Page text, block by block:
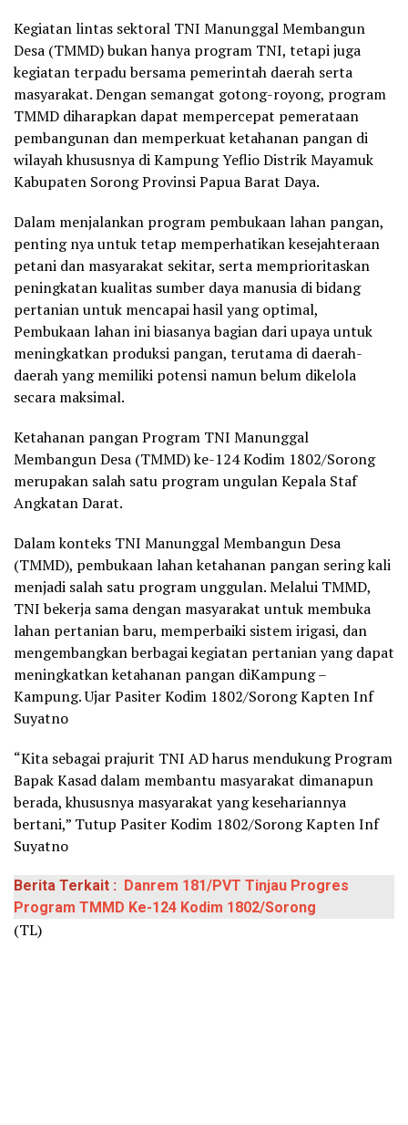
Kegiatan lintas sektoral TNI Manunggal Membangun
Desa (TMMD) bukan hanya program TNI, tetapi juga
kegiatan terpadu bersama pemerintah daerah serta
masyarakat. Dengan semangat gotong-royong, program
TMMD diharapkan dapat mempercepat pemerataan
pembangunan dan memperkuat ketahanan pangan di
wilayah khususnya di Kampung Yeflio Distrik Mayamuk
Kabupaten Sorong Provinsi Papua Barat Daya.
Dalam menjalankan program pembukaan lahan pangan,
penting nya untuk tetap memperhatikan kesejahteraan
petani dan masyarakat sekitar, serta memprioritaskan
peningkatan kualitas sumber daya manusia di bidang
pertanian untuk mencapai hasil yang optimal,
Pembukaan lahan ini biasanya bagian dari upaya untuk
meningkatkan produksi pangan, terutama di daerah-
daerah yang memiliki potensi namun belum dikelola
secara maksimal.
Ketahanan pangan Program TNI Manunggal
Membangun Desa (TMMD) ke-124 Kodim 1802/Sorong
merupakan salah satu program ungulan Kepala Staf
Angkatan Darat.
Dalam konteks TNI Manunggal Membangun Desa
(TMMD), pembukaan lahan ketahanan pangan sering kali
menjadi salah satu program unggulan. Melalui TMMD,
TNI bekerja sama dengan masyarakat untuk membuka
lahan pertanian baru, memperbaiki sistem irigasi, dan
mengembangkan berbagai kegiatan pertanian yang dapat
meningkatkan ketahanan pangan diKampung –
Kampung. Ujar Pasiter Kodim 1802/Sorong Kapten Inf
Suyatno
“Kita sebagai prajurit TNI AD harus mendukung Program
Bapak Kasad dalam membantu masyarakat dimanapun
berada, khususnya masyarakat yang kesehariannya
bertani,” Tutup Pasiter Kodim 1802/Sorong Kapten Inf
Suyatno
Berita Terkait :
Danrem 181/PVT Tinjau Progres
Program TMMD Ke-124 Kodim 1802/Sorong
(TL)